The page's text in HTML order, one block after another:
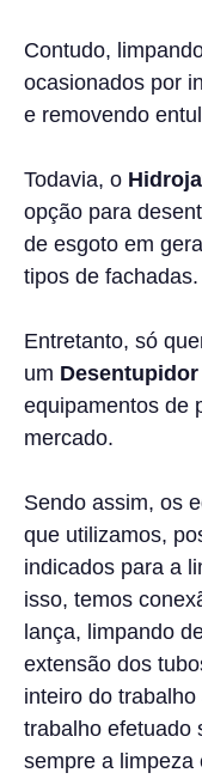
Contudo,
ocasionados por
e removendo
Todavia, o
opção para
de esgoto em
tipos de fachadas.
Entretanto, só
um
equipamentos de
mercado.
Sendo assim, os
que utilizamos,
indicados para a
isso, temos
lança, limpando
extensão dos
inteiro do
trabalho efetuado
sempre a limpeza